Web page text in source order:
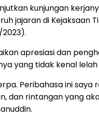
kunjungan
jajaran di Kejaksaan
apresiasi dan
yang tidak kenal
Peribahasa ini
dan rintangan yang